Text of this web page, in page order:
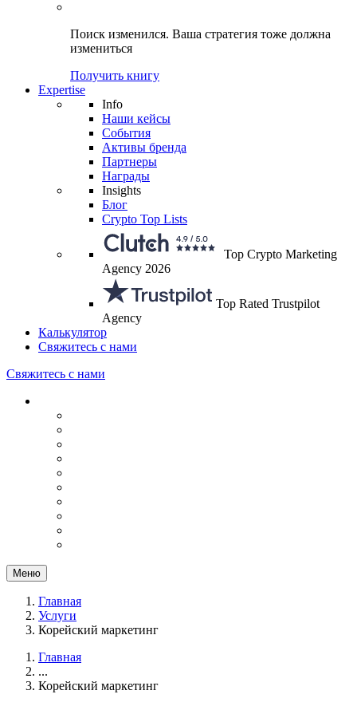
Поиск изменился. Ваша стратегия тоже должна
измениться
Получить книгу
Expertise
Info
Наши кейсы
События
Активы бренда
Партнеры
Награды
Insights
Блог
Crypto Top Lists
Top Crypto Marketing
Agency 2026
Top Rated Trustpilot
Agency
Калькулятор
Свяжитесь с нами
Свяжитесь с нами
Меню
Главная
Услуги
Корейский маркетинг
Главная
...
Корейский маркетинг